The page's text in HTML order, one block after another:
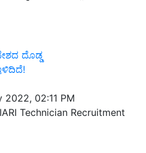
ದೊಡ್ಡ
2022, 02:11 PM
Technician Recruitment